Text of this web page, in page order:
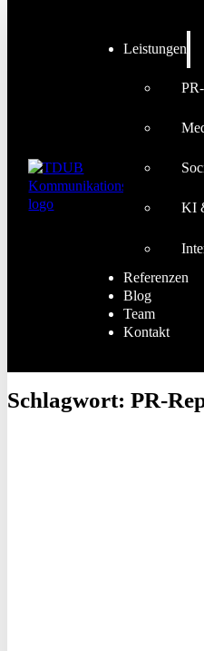
Leistungen
KI
Referenzen
Blog
Team
Kontakt
Schlagwort: PR-